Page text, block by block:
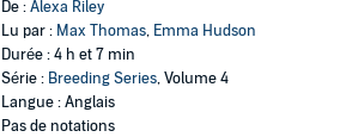
De :Alexa Riley
Lu par : Max Thomas, Emma Hudson
Durée : 4 h et 7 min
Série : Breeding Series, Volume 4
Langue : Anglais
Pas de notations